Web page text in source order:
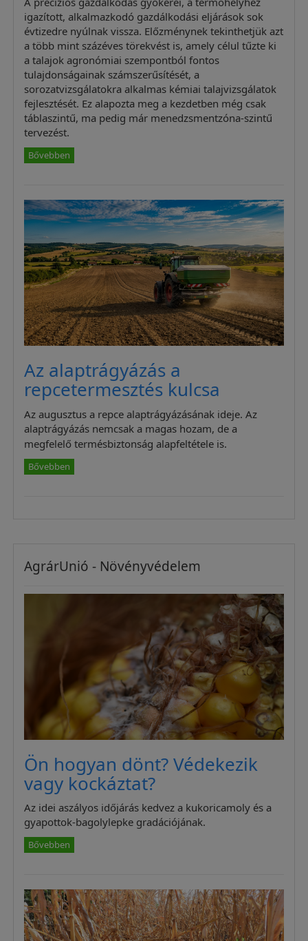
igazított, alkalmazkodó gazdálkodási eljárások sok
évtizedre nyúlnak vissza. Előzménynek tekinthetjük azt
a több mint százéves törekvést is, amely célul tűzte ki
a talajok agronómiai szempontból fontos
tulajdonságainak számszerűsítését, a
sorozatvizsgálatokra alkalmas kémiai talajvizsgálatok
fejlesztését. Ez alapozta meg a kezdetben még csak
táblaszintű, ma pedig már menedzsmentzóna-szintű
tervezést.
Bővebben
Az alaptrágyázás a
repcetermesztés kulcsa
Az augusztus a repce alaptrágyázásának ideje. Az
alaptrágyázás nemcsak a magas hozam, de a
megfelelő termésbiztonság alapfeltétele is.
Bővebben
AgrárUnió - Növényvédelem
Ön hogyan dönt? Védekezik
vagy kockáztat?
Az idei aszályos időjárás kedvez a kukoricamoly és a
gyapottok-bagolylepke gradációjának.
Bővebben